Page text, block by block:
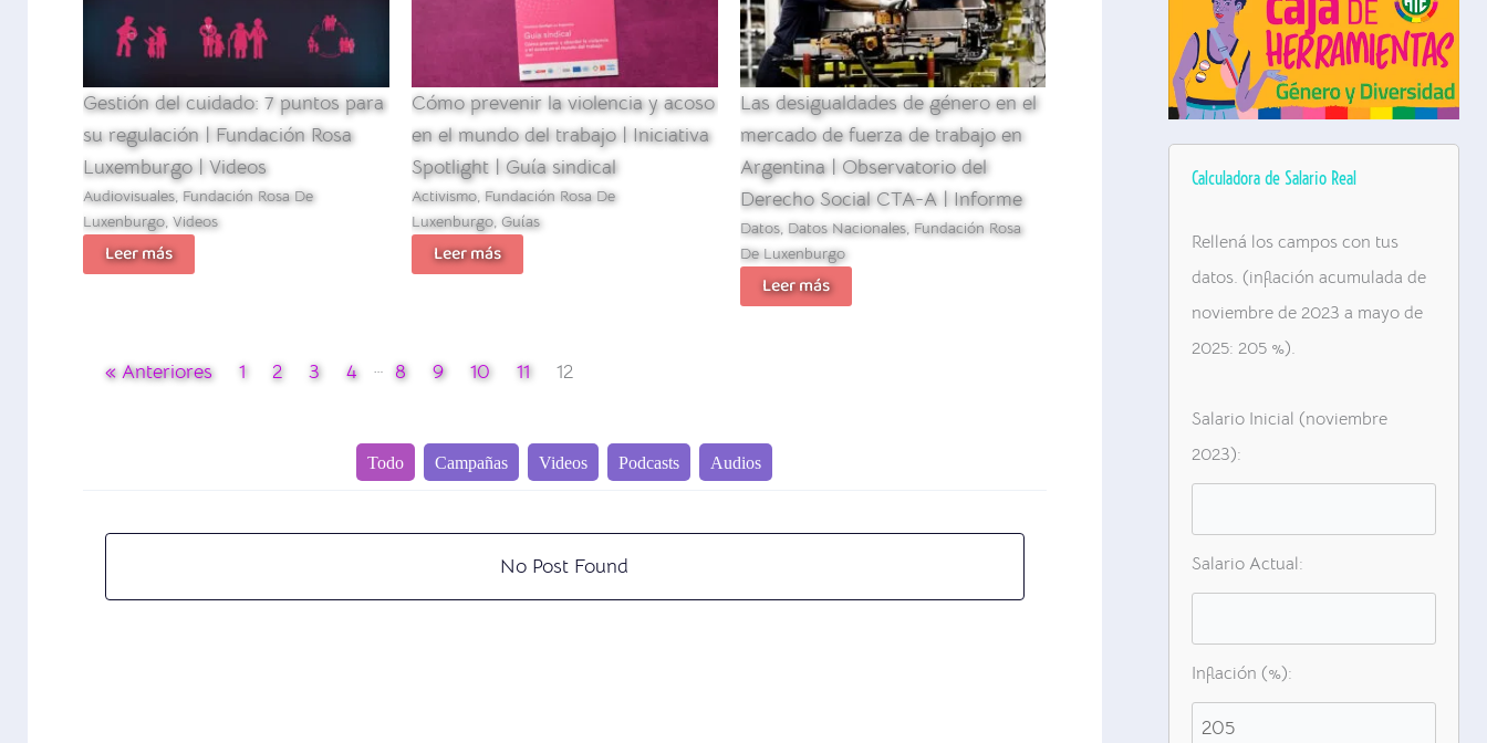
Gestión del cuidado: 7 puntos para
su regulación | Fundación Rosa
Luxemburgo | Videos
Audiovisuales, Fundación Rosa De
Luxenburgo, Videos
Leer más
Cómo prevenir la violencia y acoso
en el mundo del trabajo | Iniciativa
Spotlight | Guía sindical
Activismo, Fundación Rosa De
Luxenburgo, Guías
Leer más
Las desigualdades de género en el
mercado de fuerza de trabajo en
Argentina | Observatorio del
Derecho Social CTA-A | Informe
Datos, Datos Nacionales, Fundación Rosa
De Luxenburgo
Leer más
« Anteriores 1 2 3 4 … 8 9 10 11 12
Todo Campañas Videos Podcasts Audios
No Post Found
Calculadora de Salario Real
Rellená los campos con tus
datos. (inflación acumulada de
noviembre de 2023 a mayo de
2025: 205 %).
Salario Inicial (noviembre
2023):
Salario Actual:
Inflación (%):